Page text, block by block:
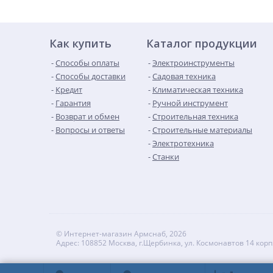
Как купить
Способы оплаты
Способы доставки
Кредит
Гарантия
Возврат и обмен
Вопросы и ответы
Каталог продукции
Электроинструменты
Садовая техника
Климатическая техника
Ручной инструмент
Строительная техника
Строительные материалы
Электротехника
Станки
© Интернет-магазин Армснаб, 2026
Адрес: 108852 Москва, г.Щербинка, ул. Космонавтов 14